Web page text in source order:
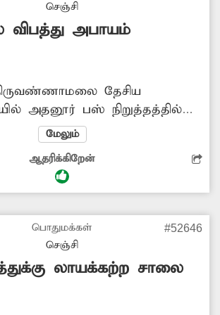
நடவடிக்கை எடுக்க வேண்டும்
கோரிக்கை விடுத்துள்ளனர்.
செஞ்சி
அபாயம்
திருவண்ணாமலை தேசிய
அதனூர் பஸ் நிறுத்தத்தில்
200 மீட்டர் தொலைவில் உள்ள
பெரிய பள்ளம் உள்ளது.
விபத்து ஏற்படும்
எனவே
பள்ளத்தை மூட நடவடிக்கை
என பொதுமக்கள் கோரிக்கை
மேலும்
ஆதரிக்கிறேன்
பொதுமக்கள்
செஞ்சி
#52646
லாயக்கற்ற சாலை